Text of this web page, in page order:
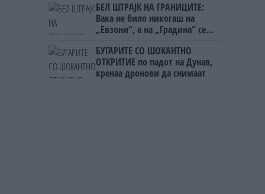
БЕЛ ШТРАЈК НА ГРАНИЦИТЕ:
Вака не било никогаш на
„Евзони“, а на „Градина“ се
БУГАРИТЕ СО ШОКАНТНО
ОТКРИТИЕ по падот на Дунав,
кренаа дронови да снимаат